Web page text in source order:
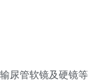
尿管软镜及硬镜等